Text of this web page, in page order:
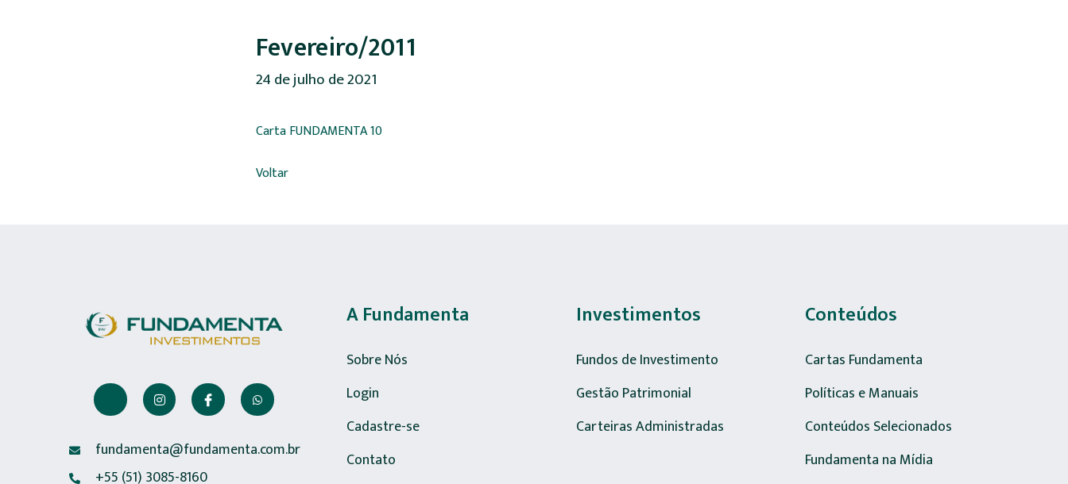
Fevereiro/2011
24 de julho de 2021
Carta FUNDAMENTA 10
Voltar
fundamenta@fundamenta.com.br
+55 (51) 3085-8160
A Fundamenta
Sobre Nós
Login
Cadastre-se
Contato
Investimentos
Fundos de Investimento
Gestão Patrimonial
Carteiras Administradas
Conteúdos
Cartas Fundamenta
Políticas e Manuais
Conteúdos Selecionados
Fundamenta na Mídia